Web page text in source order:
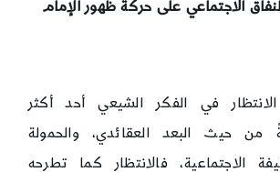
الاجتماعي على حركة ظهور الإمام
في الفكر الشيعي أحد أكثر
من حيث البعد العقائدي، والحمولة
الاجتماعية، فالانتظار كما تطرحه